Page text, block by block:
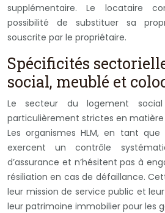
supplémentaire. Le locataire
possibilité de substituer sa
souscrite par le propriétaire.
Spécificités
social, meublé et
Le secteur du logement
particulièrement strictes en matière
Les organismes HLM, en tant que
exercent un contrôle
d’assurance et n’hésitent pas à
résiliation en cas de défaillance.
leur mission de service public et
leur patrimoine immobilier pour les